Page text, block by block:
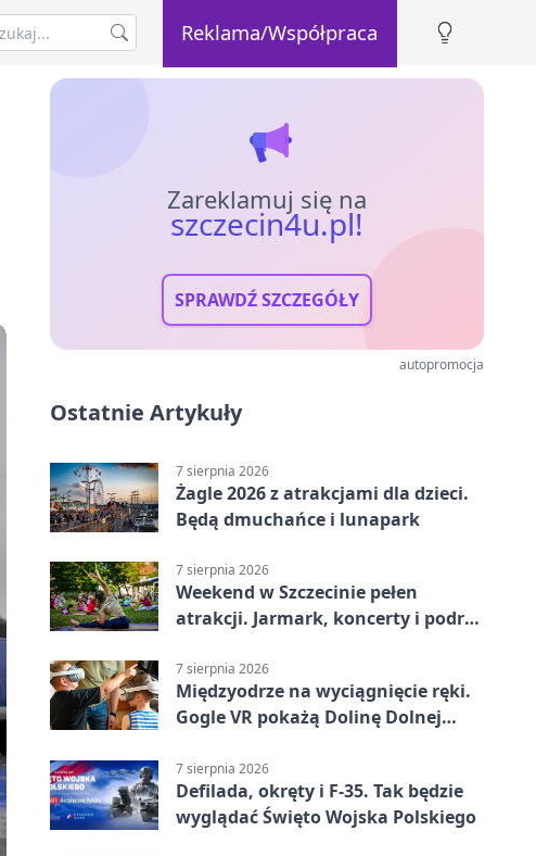
Reklama/Współpraca
Zareklamuj się na
szczecin4u.pl!
SPRAWDŹ SZCZEGÓŁY
autopromocja
Ostatnie Artykuły
7 sierpnia 2026
Żagle 2026 z atrakcjami dla dzieci.
Będą dmuchańce i lunapark
7 sierpnia 2026
Weekend w Szczecinie pełen
atrakcji. Jarmark, koncerty i podróż
7 sierpnia 2026
Międzyodrze na wyciągnięcie ręki.
Gogle VR pokażą Dolinę Dolnej
7 sierpnia 2026
Defilada, okręty i F-35. Tak będzie
wyglądać Święto Wojska Polskiego